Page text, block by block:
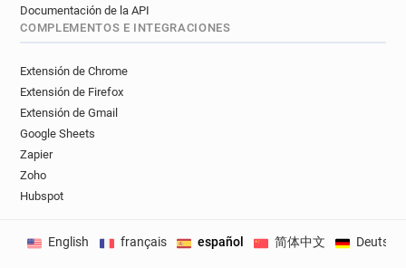
Documentación de la API
COMPLEMENTOS E INTEGRACIONES
Extensión de Chrome
Extensión de Firefox
Extensión de Gmail
Google Sheets
Zapier
Zoho
Hubspot
English français español 简体中文 Deutsch